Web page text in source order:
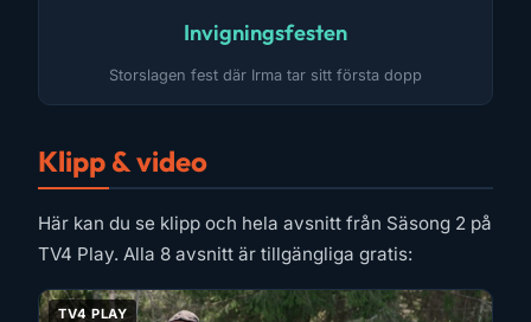
Invigningsfesten
Storslagen fest där Irma tar sitt första dopp
Klipp & video
Här kan du se klipp och hela avsnitt från Säsong 2 på
TV4 Play. Alla 8 avsnitt är tillgängliga gratis:
TV4 PLAY